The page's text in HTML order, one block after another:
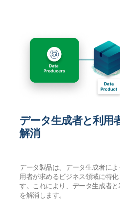
データ生成者と利用
解消
データ製品は、データ生成者に
用者が求めるビジネス領域に特
す。これにより、データ生成者
を解消します。